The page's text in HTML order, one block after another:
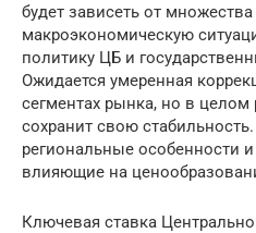
будет зависеть от
макроэкономическую
политику ЦБ и
Ожидается умеренная
сегментах рынка, но в
сохранит свою
региональные особенности
влияющие на
Ключевая ставка